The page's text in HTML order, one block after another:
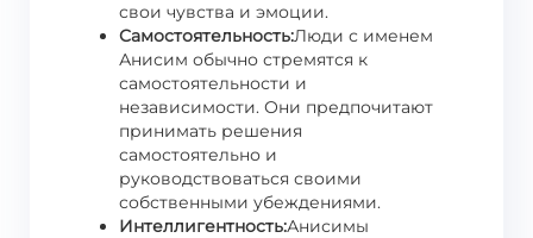
свои чувства и эмоции.
Самостоятельность:Люди с именем
Анисим обычно стремятся к
самостоятельности и
независимости. Они предпочитают
принимать решения
самостоятельно и
руководствоваться своими
собственными убеждениями.
Интеллигентность:Анисимы